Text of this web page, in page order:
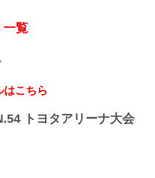
覧
こちら
トヨタアリーナ大会